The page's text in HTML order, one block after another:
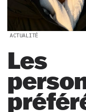
ACTUALITÉ
Les